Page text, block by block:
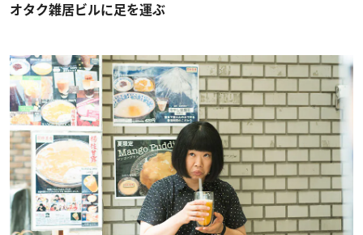
オタク雑居ビルに足を運ぶ